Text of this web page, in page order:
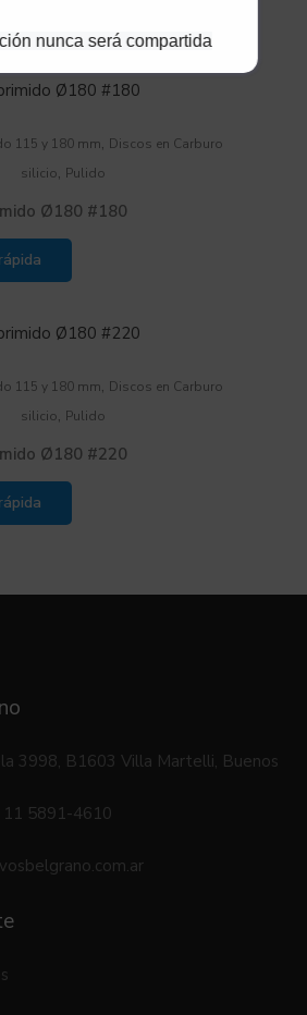
115 y 180 mm, Discos en Carburo
silicio, Pulido
Ø180 #180
115 y 180 mm, Discos en Carburo
silicio, Pulido
Ø180 #220
3998, B1603 Villa Martelli, Buenos
5891-4610
nunca será compartida